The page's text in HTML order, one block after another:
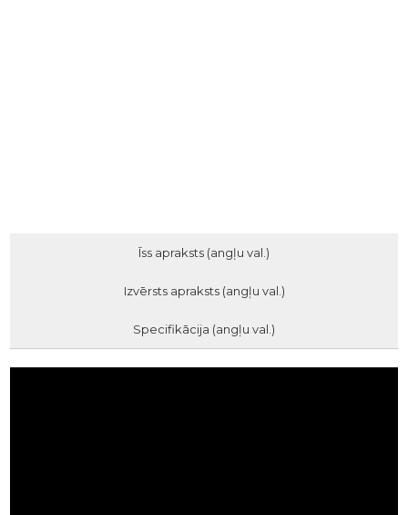
Īss apraksts (angļu val.)
Izvērsts apraksts (angļu val.)
Specifikācija (angļu val.)